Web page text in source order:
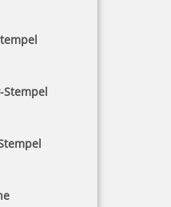
Stempel
Datumstempel 2910 P09